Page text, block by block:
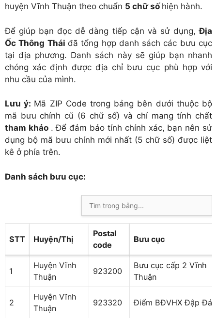
huyện Vĩnh Thuận theo chuẩn 5 chữ số hiện hành.
Để giúp bạn đọc dễ dàng tiếp cận và sử dụng,Địa
Ốc Thông Thái đã tổng hợp danh sách các bưu cục
tại địa phương. Danh sách này sẽ giúp bạn nhanh
chóng xác định được địa chỉ bưu cục phù hợp với
nhu cầu của mình.
Lưu ý: Mã ZIP Code trong bảng bên dưới thuộc bộ
mã bưu chính cũ (6 chữ số) và chỉ mang tính chất
tham khảo . Để đảm bảo tính chính xác, bạn nên sử
dụng bộ mã bưu chính mới nhất (5 chữ số) được liệt
kê ở phía trên.
Danh sách bưu cục:
STT Huyện/Thị
Postal
code
Bưu cục
1
Huyện Vĩnh
Thuận
923200
Bưu cục cấp 2 Vĩnh
Thuận
2
Huyện Vĩnh
Thuận
923320 Điểm BĐVHX Đập Đá